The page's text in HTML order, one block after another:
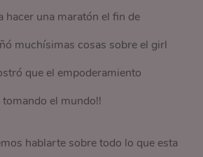
hacer una maratón el fin de
muchísimas cosas sobre el girl
que el empoderamiento
tomando el mundo!!
hablarte sobre todo lo que esta